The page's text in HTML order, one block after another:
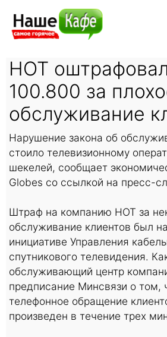
HOT
100.800 за
обслуживание
Нарушение закона об
стоило телевизионному
шекелей, сообщает
Globes со ссылкой на пресс-
Штраф на компанию HOT за
обслуживание клиентов был
инициативе Управления
спутникового телевидения.
обслуживающий центр
предписание Минсвязи о том,
телефонное обращение
произведен в течение трех